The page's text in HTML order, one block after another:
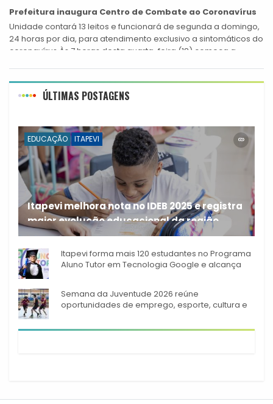
Prefeitura inaugura Centro de Combate ao Coronavírus
Unidade contará 13 leitos e funcionará de segunda a domingo,
24 horas por dia, para atendimento exclusivo a sintomáticos do
coronavírus Às 7 horas desta quarta-feira (18) começa a
ÚLTIMAS POSTAGENS
EDUCAÇÃO ITAPEVI
Itapevi melhora nota no IDEB 2025 e registra
maior evolução educacional da região
A rede municipal de ensino
Itapevi forma mais 120 estudantes no Programa
Aluno Tutor em Tecnologia Google e alcança
Semana da Juventude 2026 reúne
oportunidades de emprego, esporte, cultura e